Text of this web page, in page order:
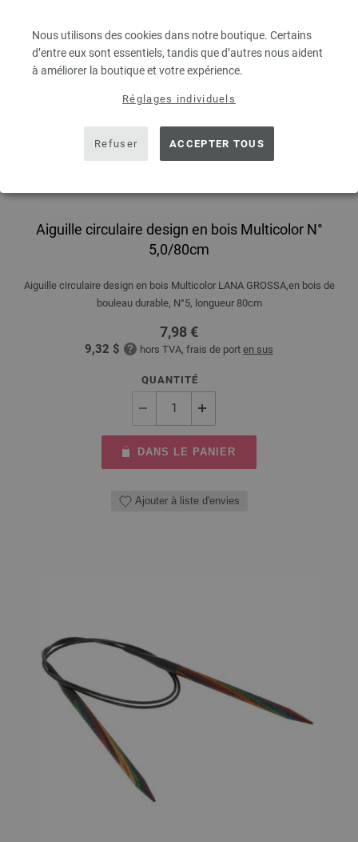
Nous utilisons des cookies dans notre boutique. Certains
d’entre eux sont essentiels, tandis que d’autres nous aident
à améliorer la boutique et votre expérience.
Réglages individuels
Refuser ACCEPTER TOUS
Aiguille circulaire design en bois Multicolor N°
5,0/80cm
Aiguille circulaire design en bois Multicolor LANA GROSSA,en bois de
bouleau durable, N°5, longueur 80cm
7,98 €
9,32 $ hors TVA, frais de port en sus
QUANTITÉ
DANS LE PANIER
Ajouter à liste d'envies